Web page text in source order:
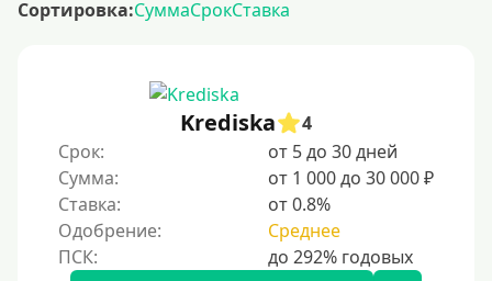
Сортировка:СуммаСрокСтавка
Krediska
4
Срок:
от 5 до 30 дней
Сумма:
от 1 000 до 30 000 ₽
Ставка:
от 0.8%
Одобрение:
Среднее